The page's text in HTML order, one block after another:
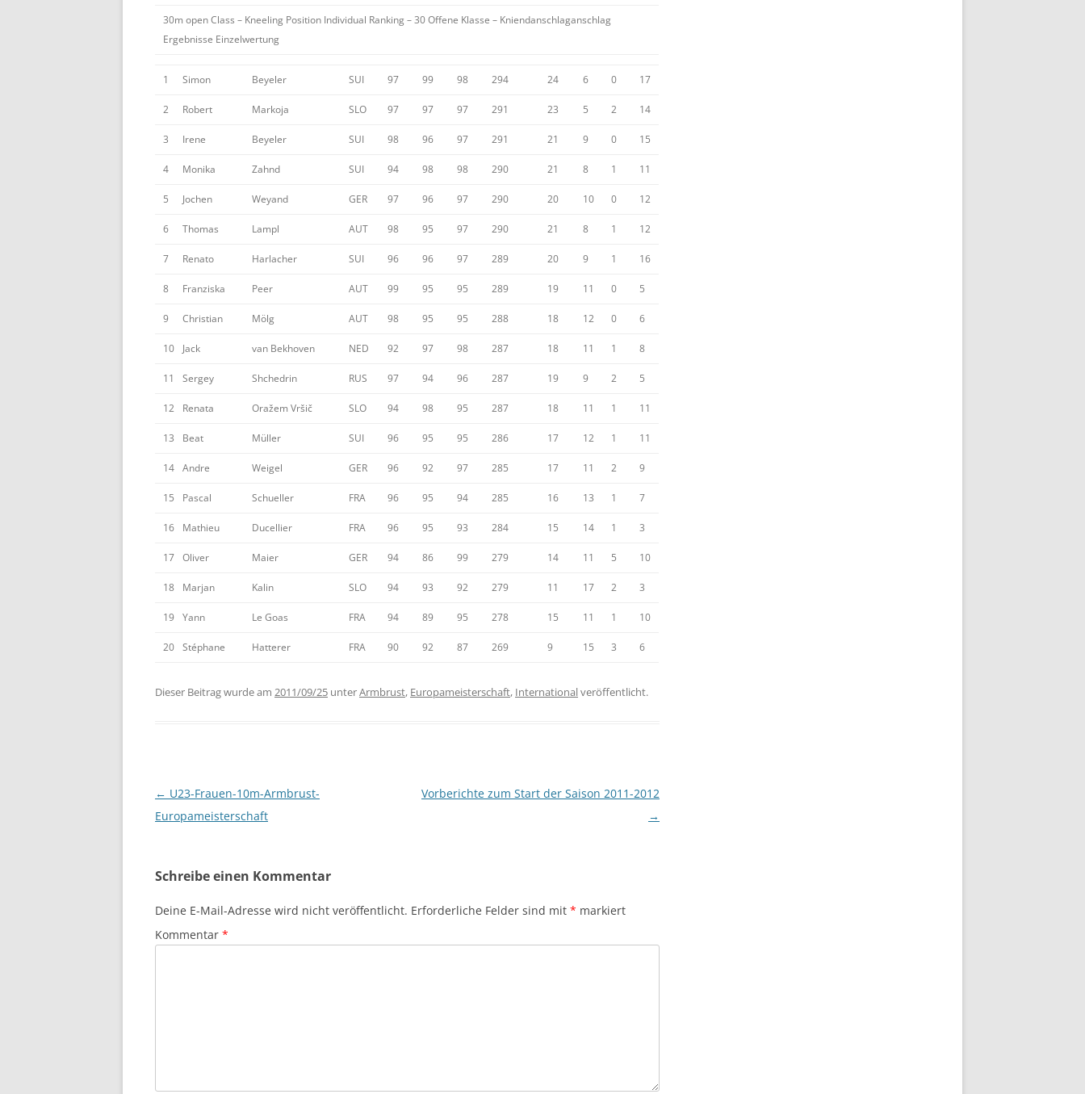
30m open Class – Kneeling Position Individual Ranking – 30 Offene Klasse – Kniendanschlaganschlag
Ergebnisse Einzelwertung
1 Simon Beyeler SUI 97 99 98 294 24 6 0 17
2 Robert Markoja SLO 97 97 97 291 23 5 2 14
3 Irene Beyeler SUI 98 96 97 291 21 9 0 15
4 Monika Zahnd SUI 94 98 98 290 21 8 1 11
5 Jochen Weyand GER 97 96 97 290 20 10 0 12
6 Thomas Lampl AUT 98 95 97 290 21 8 1 12
7 Renato Harlacher SUI 96 96 97 289 20 9 1 16
8 Franziska Peer AUT 99 95 95 289 19 11 0 5
9 Christian Mölg AUT 98 95 95 288 18 12 0 6
10 Jack van Bekhoven NED 92 97 98 287 18 11 1 8
11 Sergey Shchedrin RUS 97 94 96 287 19 9 2 5
12 Renata Oražem Vršič SLO 94 98 95 287 18 11 1 11
13 Beat Müller SUI 96 95 95 286 17 12 1 11
14 Andre Weigel GER 96 92 97 285 17 11 2 9
15 Pascal Schueller FRA 96 95 94 285 16 13 1 7
16 Mathieu Ducellier FRA 96 95 93 284 15 14 1 3
17 Oliver Maier GER 94 86 99 279 14 11 5 10
18 Marjan Kalin SLO 94 93 92 279 11 17 2 3
19 Yann Le Goas FRA 94 89 95 278 15 11 1 10
20 Stéphane Hatterer FRA 90 92 87 269 9 15 3 6
Dieser Beitrag wurde am 2011/09/25 unterArmbrust, Europameisterschaft, Internationalveröffentlicht.
Beitragsnavigation
← U23-Frauen-10m-Armbrust-
Europameisterschaft
Vorberichte zum Start der Saison 2011-2012
→
Schreibe einen Kommentar
Deine E-Mail-Adresse wird nicht veröffentlicht. Erforderliche Felder sind mit * markiert
Kommentar *